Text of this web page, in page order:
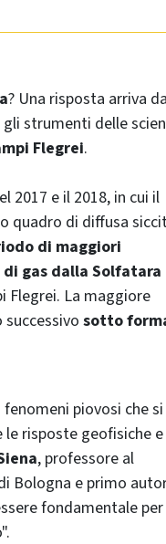
? Una risposta arriva da
strumenti delle
Flegrei.
2017 e il 2018, in cui il
quadro di diffusa
di maggiori
gas dalla Solfatara
Flegrei. La maggiore
sotto
piovosi che si
risposte geofisiche e
, professore al
Bologna e primo
fondamentale per